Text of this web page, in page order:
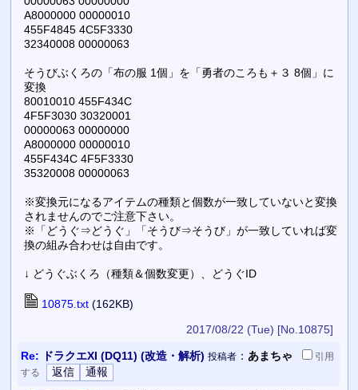
A8000000 00000010
455F4845 4C5F3330
32340008 00000063
そうびぶくろの「布の服 1個」を「勇者のころも＋３ 8個」に
変換
80010010 455F434C
4F5F3030 30320001
00000063 00000000
A8000000 00000010
455F434C 4F5F3330
35320008 00000063
※変換元になるアイテムの種類と個数が一致していないと変換
されませんのでご注意下さい。
※「どうぐ⇒どうぐ」「そうび⇒そうび」が一致していれば変
換の組み合わせは自由です。
↓ どうぐぶくろ（種類＆個数変更）、どうぐID
10875.txt(162KB)
2017/08/22 (Tue) [No.10875]
Re: ドラクエXI (DQ11) (改造・解析) 投稿者： あまちゃ
引用
する